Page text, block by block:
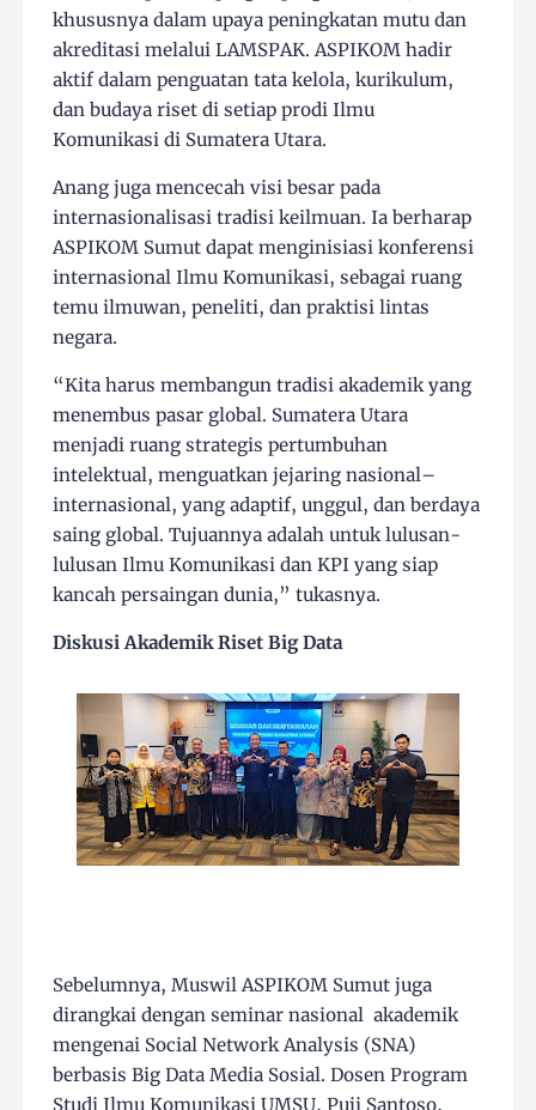
khususnya dalam upaya peningkatan mutu dan
akreditasi melalui LAMSPAK. ASPIKOM hadir
aktif dalam penguatan tata kelola, kurikulum,
dan budaya riset di setiap prodi Ilmu
Komunikasi di Sumatera Utara.
Anang juga mencecah visi besar pada
internasionalisasi tradisi keilmuan. Ia berharap
ASPIKOM Sumut dapat menginisiasi konferensi
internasional Ilmu Komunikasi, sebagai ruang
temu ilmuwan, peneliti, dan praktisi lintas
negara.
“Kita harus membangun tradisi akademik yang
menembus pasar global. Sumatera Utara
menjadi ruang strategis pertumbuhan
intelektual, menguatkan jejaring nasional–
internasional, yang adaptif, unggul, dan berdaya
saing global. Tujuannya adalah untuk lulusan-
lulusan Ilmu Komunikasi dan KPI yang siap
kancah persaingan dunia,” tukasnya.
Diskusi Akademik Riset Big Data
Sebelumnya, Muswil ASPIKOM Sumut juga
dirangkai dengan seminar nasional akademik
mengenai Social Network Analysis (SNA)
berbasis Big Data Media Sosial. Dosen Program
Studi Ilmu Komunikasi UMSU, Puji Santoso,